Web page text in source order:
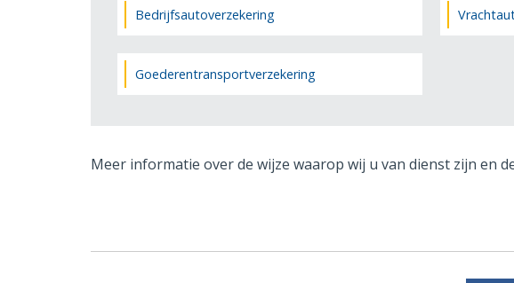
Bedrijfsautoverzekering
Goederentransportverzekering
Meer informatie over de wijze waarop wij u van dienst zijn en